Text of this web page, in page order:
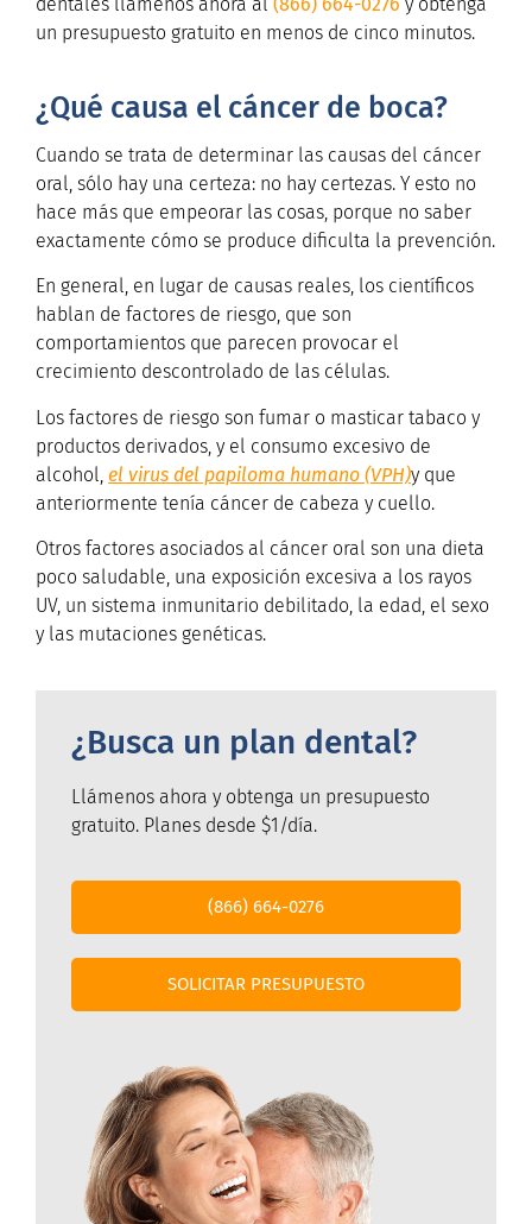
un presupuesto gratuito en menos de cinco minutos.
¿Qué causa el cáncer de boca?
Cuando se trata de determinar las causas del cáncer
oral, sólo hay una certeza: no hay certezas. Y esto no
hace más que empeorar las cosas, porque no saber
exactamente cómo se produce dificulta la prevención.
En general, en lugar de causas reales, los científicos
hablan de factores de riesgo, que son
comportamientos que parecen provocar el
crecimiento descontrolado de las células.
Los factores de riesgo son fumar o masticar tabaco y
productos derivados, y el consumo excesivo de
alcohol, el virus del papiloma humano (VPH)y que
anteriormente tenía cáncer de cabeza y cuello.
Otros factores asociados al cáncer oral son una dieta
poco saludable, una exposición excesiva a los rayos
UV, un sistema inmunitario debilitado, la edad, el sexo
y las mutaciones genéticas.
¿Busca un plan dental?
Llámenos ahora y obtenga un presupuesto
gratuito. Planes desde $1/día.
(866) 664-0276
SOLICITAR PRESUPUESTO